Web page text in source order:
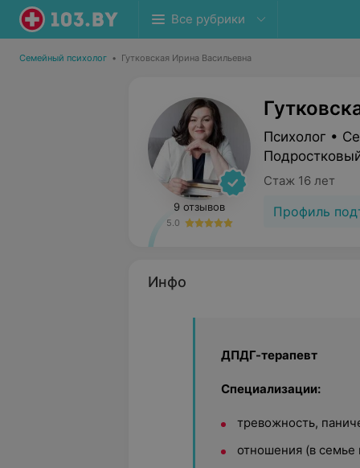
Все рубрики
Семейный психолог • Гутковская Ирина Васильевна
9 отзывов
5.0
Психолог •
Стаж 16 лет
Профиль
Инфо
ДПДГ-терапевт
Специализации:
тревожность,
отношения (в